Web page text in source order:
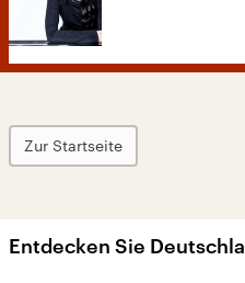
Zur Startseite
Entdecken Sie